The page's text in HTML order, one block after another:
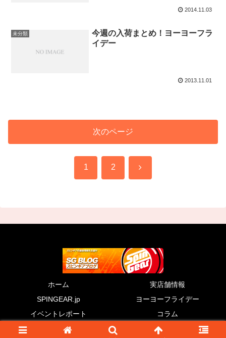
2014.11.03
未分類
今週の入荷まとめ！ヨーヨーフラ
イデー
2013.11.01
次のページ
1 2 次
ホーム
実店舗情報
SPINGEAR.jp
ヨーヨーフライデー
イベントレポート
コラム
© 2011 SG BLOG.